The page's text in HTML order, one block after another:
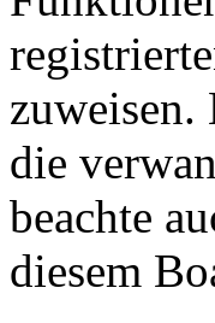
zuweisen.
die
beachte
diesem